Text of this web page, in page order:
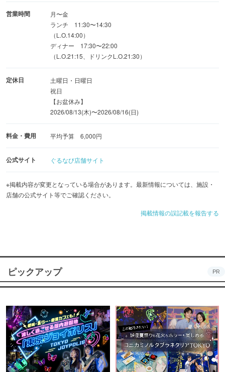
営業時間
月〜金
ランチ 11:30〜14:30
（L.O.14:00）
ディナー 17:30〜22:00
（L.O.21:15、ドリンクL.O.21:30）
定休日
土曜日・日曜日
祝日
【お盆休み】
2026/08/13(木)〜2026/08/16(日)
料金・費用 平均予算 6,000円
公式サイト ぐるなび店舗サイト
※掲載内容が変更となっている場合があります。最新情報については、施設・
店舗の公式サイト等でご確認ください。
掲載情報の誤記載を報告する
ピックアップ PR